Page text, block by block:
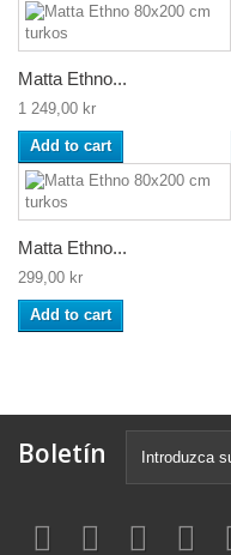
Matta Ethno...
1 249,00 kr
Add to cart
Matta Ethno...
299,00 kr
Add to cart
Boletín